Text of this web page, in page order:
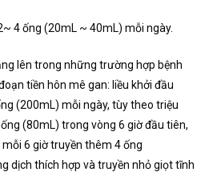
4 ống (20mL ~ 40mL) mỗi ngày.
lên trong những trường hợp bệnh
tiền hôn mê gan: liều khởi đầu
(200mL) mỗi ngày, tùy theo triệu
(80mL) trong vòng 6 giờ đầu tiên,
6 giờ truyền thêm 4 ống
dịch thích hợp và truyền nhỏ giọt tĩnh